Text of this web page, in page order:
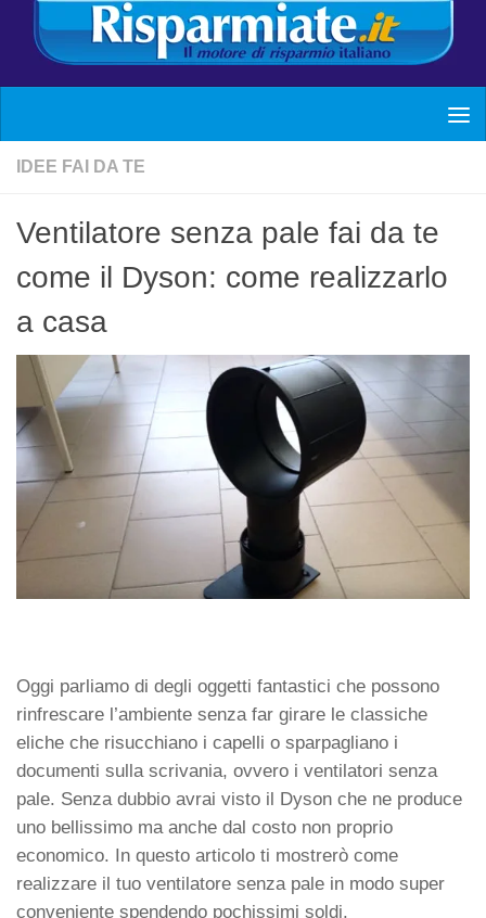
IDEE FAI DA TE
Ventilatore senza pale fai da te
come il Dyson: come realizzarlo
a casa
Oggi parliamo di degli oggetti fantastici che possono
rinfrescare l’ambiente senza far girare le classiche
eliche che risucchiano i capelli o sparpagliano i
documenti sulla scrivania, ovvero i ventilatori senza
pale. Senza dubbio avrai visto il Dyson che ne produce
uno bellissimo ma anche dal costo non proprio
economico. In questo articolo ti mostrerò come
realizzare il tuo ventilatore senza pale in modo super
conveniente spendendo pochissimi soldi.